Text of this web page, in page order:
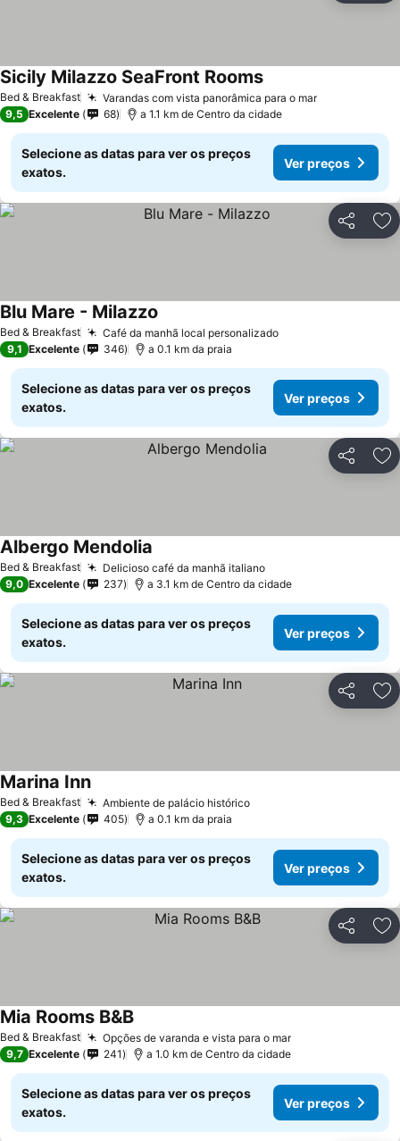
Bed & Breakfast Varandas com vista panorâmica para o mar
Sicily Milazzo SeaFront Rooms
9,5 Excelente 68 a 1.1 km de Centro da cidade
Selecione as datas para ver os preços
exatos.
Ver preços
Partilhar
Bed & Breakfast Café da manhã local personalizado
Blu Mare - Milazzo
9,1 Excelente 346 a 0.1 km da praia
Selecione as datas para ver os preços
exatos.
Ver preços
Partilhar
Bed & Breakfast Delicioso café da manhã italiano
Albergo Mendolia
9,0 Excelente 237 a 3.1 km de Centro da cidade
Selecione as datas para ver os preços
exatos.
Ver preços
Partilhar
Bed & Breakfast Ambiente de palácio histórico
Marina Inn
9,3 Excelente 405 a 0.1 km da praia
Selecione as datas para ver os preços
exatos.
Ver preços
Partilhar
Bed & Breakfast Opções de varanda e vista para o mar
Mia Rooms B&B
9,7 Excelente 241 a 1.0 km de Centro da cidade
Selecione as datas para ver os preços
exatos.
Ver preços